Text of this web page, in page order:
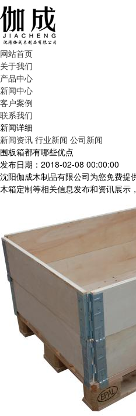
网站首页
关于我们
产品中心
新闻中心
客户案例
联系我们
新闻详细
新闻资讯 行业新闻 公司新闻
围板箱都有哪些优点
发布日期：2018-02-08 00:00:00
沈阳伽成木制品有限公司为您免费提
木箱定制等相关信息发布和资讯展示